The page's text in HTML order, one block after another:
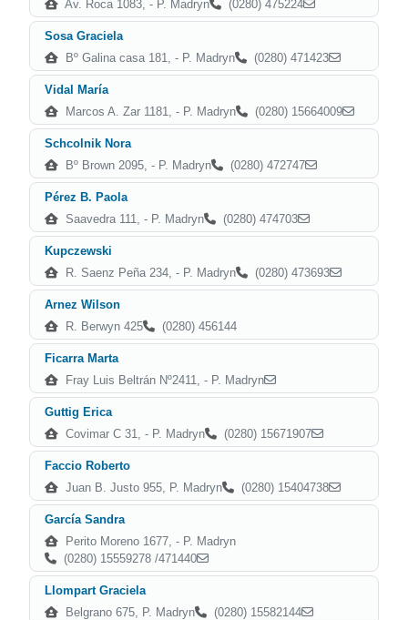
Av. Roca 1083, - P. Madryn (0280) 475224
Sosa Graciela
Bº Galina casa 181, - P. Madryn
(0280) 471423
Vidal María
Marcos A. Zar 1181, - P. Madryn
(0280) 15664009
Schcolnik Nora
Bº Brown 2095, - P. Madryn
(0280) 472747
Pérez B. Paola
Saavedra 111, - P. Madryn
(0280) 474703
Kupczewski
R. Saenz Peña 234, - P. Madryn
(0280) 473693
Arnez Wilson
R. Berwyn 425
(0280) 456144
Ficarra Marta
Fray Luis Beltrán Nº2411, - P. Madryn
Guttig Erica
Covimar C 31, - P. Madryn
(0280) 15671907
Faccio Roberto
Juan B. Justo 955, P. Madryn
(0280) 15404738
García Sandra
Perito Moreno 1677, - P. Madryn
(0280) 15559278 /471440
Llompart Graciela
Belgrano 675, P. Madryn
(0280) 15582144